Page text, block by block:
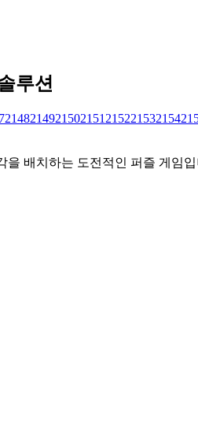
루션
2148214921502151 215221532154
을 배치하는 도전적인 퍼즐 게임